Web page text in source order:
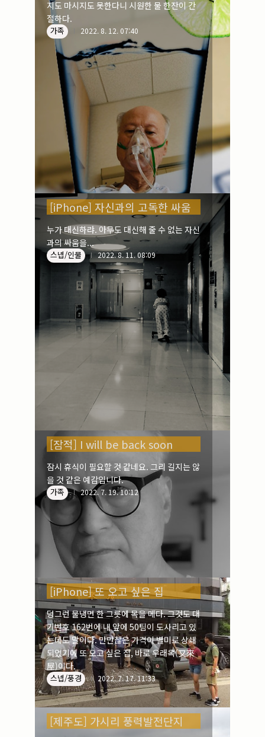
지도 마시지도 못한다니 시원한 물 한잔이 간
절하다.
가족 2022. 8. 12. 07:40
[iPhone] 자신과의 고독한 싸움
누가 대신하랴. 아무도 대신해 줄 수 없는 자신
과의 싸움을...
스넵/인물 2022. 8. 11. 08:09
[잠적] I will be back soon
잠시 휴식이 필요할 것 같네요. 그리 길지는 않
을 것 같은 예감입니다.
가족 2022. 7. 19. 10:12
[iPhone] 또 오고 싶은 집
덩그런 물냉면 한 그릇에 목을 메다. 그것도 대
기번호 162번에 내 앞에 50팀이 도사리고 있
는데도 말이다. 만만찮은 가격이 별미로 상쇄
되었기에 또 오고 싶은 집, 바로 우래옥(又來
屋)이다.
스넵/풍경 2022. 7. 17. 11:33
[제주도] 가시리 풍력발전단지